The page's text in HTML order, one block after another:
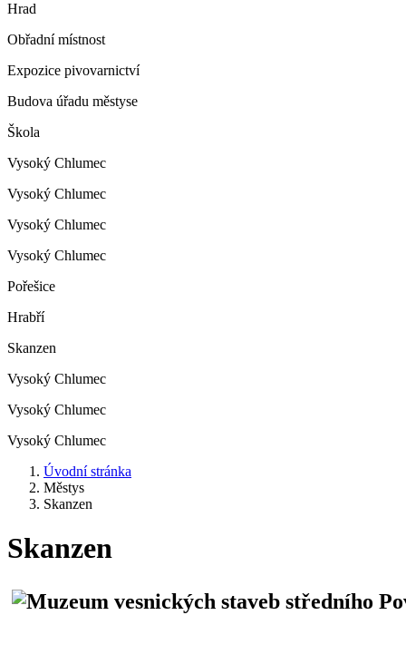
Hrad
Obřadní místnost
Expozice pivovarnictví
Budova úřadu městyse
Škola
Vysoký Chlumec
Vysoký Chlumec
Vysoký Chlumec
Vysoký Chlumec
Pořešice
Hrabří
Skanzen
Vysoký Chlumec
Vysoký Chlumec
Vysoký Chlumec
Úvodní stránka
Městys
Skanzen
Skanzen